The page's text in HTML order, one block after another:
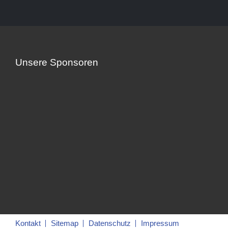
Unsere Sponsoren
Kontakt Sitemap Datenschutz Impressum